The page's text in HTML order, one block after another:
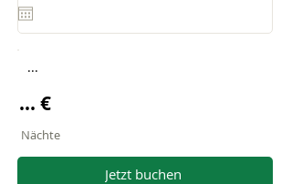
...
... €
Nächte
Jetzt buchen